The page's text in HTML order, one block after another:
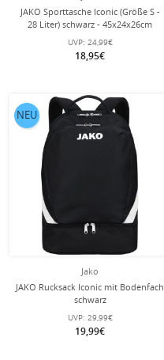
JAKO Sporttasche Iconic (Größe S -
28 Liter) schwarz - 45x24x26cm
UVP: 24,99€
18,95€
Jako
JAKO Rucksack Iconic mit Bodenfach
schwarz
UVP: 29,99€
19,99€
NEU